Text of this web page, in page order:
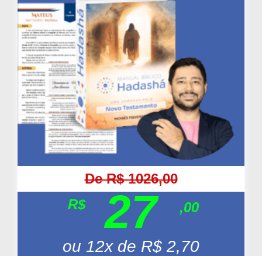
De R$ 1026,00
R$
27 ,00
ou 12x de R$ 2,70